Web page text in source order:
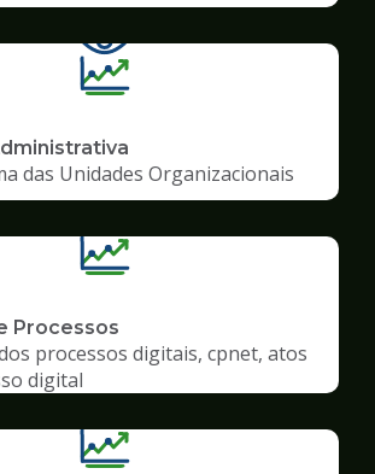
das Unidades Organizacionais
Processos
processos digitais, cpnet, atos
digital